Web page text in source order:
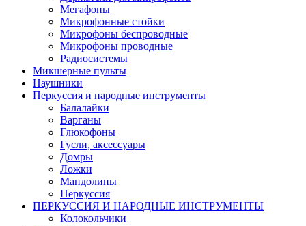
Мегафоны
Микрофонные стойки
Микрофоны беспроводные
Микрофоны проводные
Радиосистемы
Микшерные пульты
Наушники
Перкуссия и народные инструменты
Балалайки
Варганы
Глюкофоны
Гусли, аксессуары
Домры
Ложки
Мандолины
Перкуссия
ПЕРКУССИЯ И НАРОДНЫЕ ИНСТРУМЕНТЫ
Колокольчики